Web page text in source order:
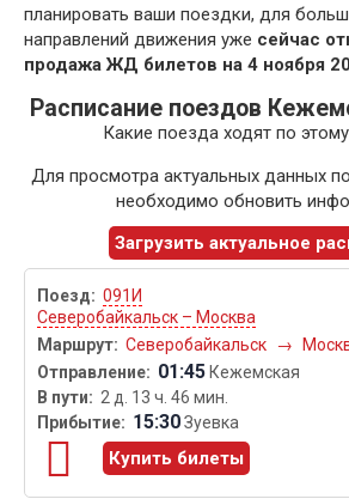
планировать ваши поездки, для
направлений движения уже сейчас
продажа ЖД билетов на 4 ноября
Расписание поездов
Какие поезда ходят по
Для просмотра актуальных данных
необходимо обновить
Загрузить актуальное
091И
Северобайкальск – Москва
Северобайкальск
→
01:45 Кежемская
2 д. 13 ч. 46 мин.
15:30Зуевка
Купить билеты